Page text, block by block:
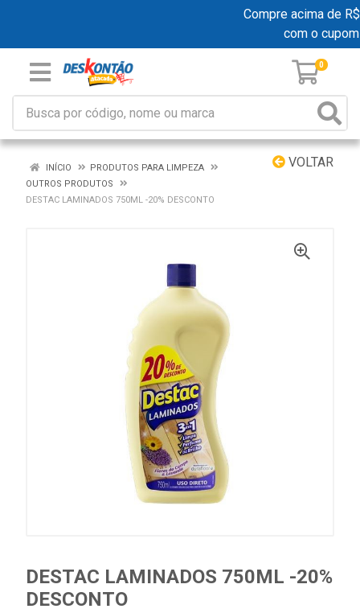
Compre acima de
com o cupom
0
VOLTAR
INÍCIO
PRODUTOS PARA LIMPEZA
OUTROS PRODUTOS
DESTAC LAMINADOS 750ML -20% DESCONTO
DESTAC LAMINADOS 750ML -20%
DESCONTO